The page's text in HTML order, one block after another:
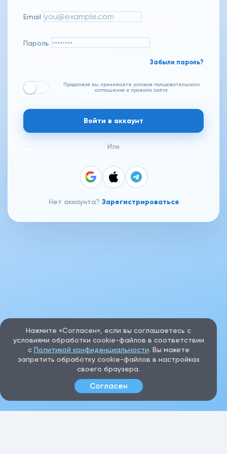
Email
Пароль
Забыли пароль?
Продолжая вы принимаете условия пользовательского
соглашения и правила сайта
Войти в аккаунт
Или
Нет аккаунта? Зарегистрироваться
Нажмите «Согласен», если вы соглашаетесь с
условиями обработки cookie-файлов в соответствии
с Политикой конфиденциальности. Вы можете
запретить обработку cookie-файлов в настройках
своего браузера.
Согласен